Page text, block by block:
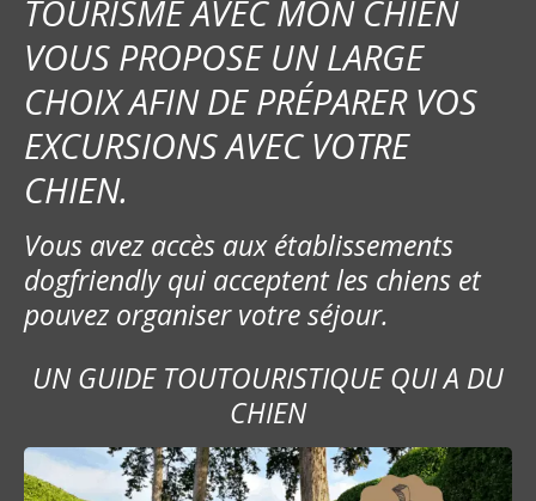
TOURISME AVEC MON CHIEN
VOUS PROPOSE UN LARGE
CHOIX AFIN DE PRÉPARER VOS
EXCURSIONS AVEC VOTRE
CHIEN.
Vous avez accès aux établissements
dogfriendly qui acceptent les chiens et
pouvez organiser votre séjour.
UN GUIDE TOUTOURISTIQUE QUI A DU
CHIEN